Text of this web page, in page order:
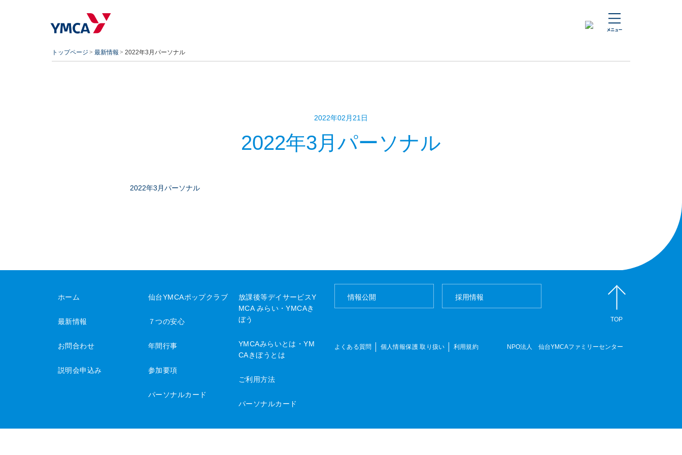
トップページ 最新情報 2022年3月パーソナル
2022年02月21日
2022年3月パーソナル
2022年3月パーソナル
ホーム
最新情報
お問合わせ
説明会申込み
仙台YMCAポップクラブ
７つの安心
年間行事
参加要項
パーソナルカード
放課後等デイサービスY
MCA みらい・YMCAき
ぼう
YMCAみらいとは・YM
CAきぼうとは
ご利用方法
パーソナルカード
情報公開 採用情報
よくある質問 個人情報保護 取り扱い 利用規約 NPO法人 仙台YMCAファミリーセンター
TOP